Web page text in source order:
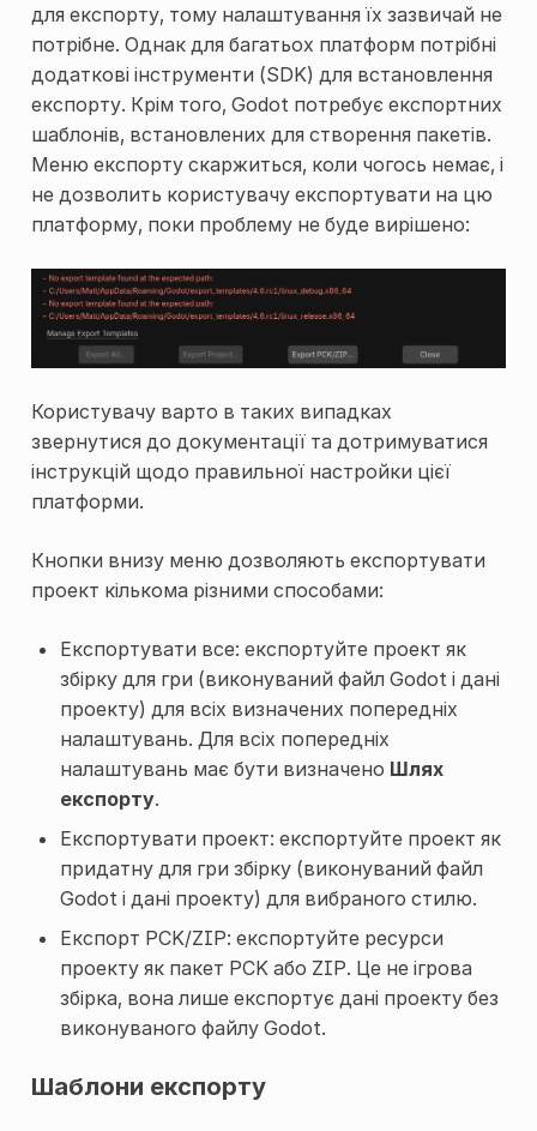
для експорту, тому налаштування їх зазвичай не
потрібне. Однак для багатьох платформ потрібні
додаткові інструменти (SDK) для встановлення
експорту. Крім того, Godot потребує експортних
шаблонів, встановлених для створення пакетів.
Меню експорту скаржиться, коли чогось немає, і
не дозволить користувачу експортувати на цю
платформу, поки проблему не буде вирішено:
Користувачу варто в таких випадках
звернутися до документації та дотримуватися
інструкцій щодо правильної настройки цієї
платформи.
Кнопки внизу меню дозволяють експортувати
проект кількома різними способами:
Експортувати все: експортуйте проект як
збірку для гри (виконуваний файл Godot і дані
проекту) для всіх визначених попередніх
налаштувань. Для всіх попередніх
налаштувань має бути визначено Шлях
експорту.
Експортувати проект: експортуйте проект як
придатну для гри збірку (виконуваний файл
Godot і дані проекту) для вибраного стилю.
Експорт PCK/ZIP: експортуйте ресурси
проекту як пакет PCK або ZIP. Це не ігрова
збірка, вона лише експортує дані проекту без
виконуваного файлу Godot.
Шаблони експорту